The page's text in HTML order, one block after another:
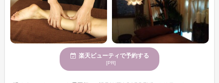
楽天ビューティで予約する
[PR]